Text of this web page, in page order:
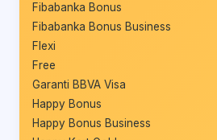
Fibabanka Bonus
Fibabanka Bonus Business
Flexi
Free
Garanti BBVA Visa
Happy Bonus
Happy Bonus Business